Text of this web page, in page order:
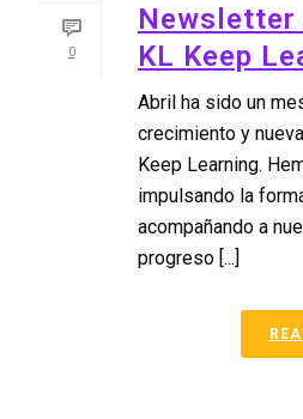
0
Newsletter
KL Keep
Abril ha sido un
crecimiento y
Keep Learning.
impulsando la
acompañando a
progreso [...]